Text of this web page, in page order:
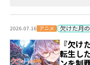
2026.07.16 アニメ 欠けた月
『欠け
転生し